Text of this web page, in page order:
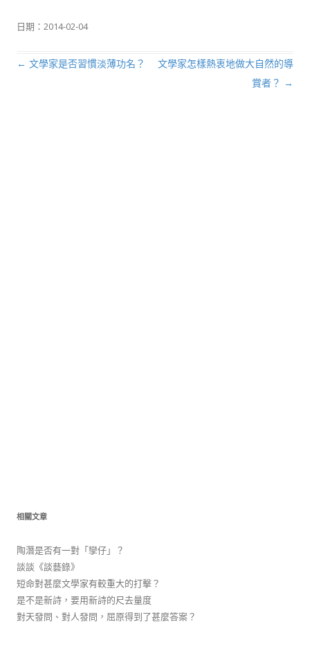
日期： 2014-02-04
文章導航列
← 文學家是否習慣淡薄功名？
文學家怎樣熱衷地做大自然的導
賞者？ →
相關文章
陶潛是否有一對「孿仔」？
談談《談藝錄》
短命對甚麼文學家有較重大的打擊？
是不是新詩，要用新詩的尺去量度
對天發問、對人發問，屈原得到了甚麼答案？